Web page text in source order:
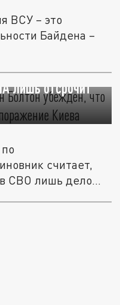
ВСУ – это
Байдена –
Болтон
лишь отсрочит
считает,
СВО лишь дело